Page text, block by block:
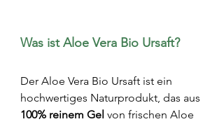
Was ist Aloe Vera Bio Ursaft?
Der Aloe Vera Bio Ursaft ist ein
hochwertiges Naturprodukt, das aus
100% reinem Gel von frischen Aloe